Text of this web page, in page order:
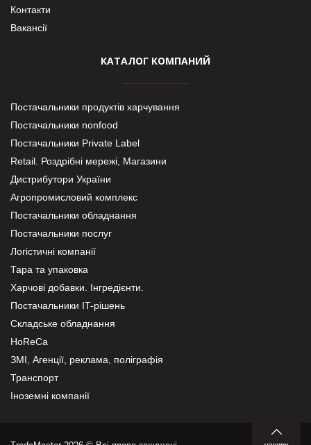
Контакти
Вакансії
КАТАЛОГ КОМПАНИЙ
Постачальники продуктів харчування
Постачальники nonfood
Постачальники Private Label
Retail. Роздрібні мережі, Магазини
Дистрибутори України
Агропромисловий комплекс
Постачальники обладнання
Постачальники послуг
Логістичні компанії
Тара та упаковка
Харчові добавки. Інгредієнти.
Постачальники IT-рішень
Складське обладнання
HoReCa
ЗМІ, Агенції, реклама, поліграфія
Транспорт
Іноземні компанії